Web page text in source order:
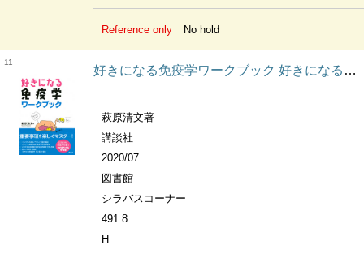
Reference only No hold
11
好きになる免疫学ワークブック 好きになるシリーズ
萩原清文著
講談社
2020/07
図書館
シラバスコーナー
491.8
H